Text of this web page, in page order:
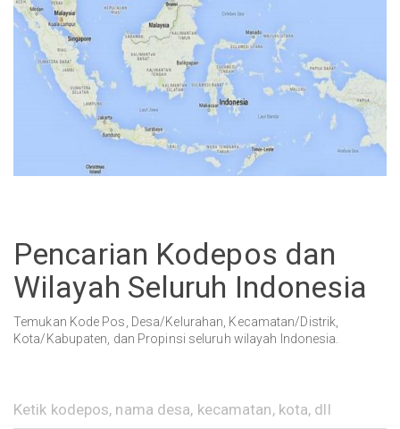
Pencarian Kodepos dan
Wilayah Seluruh Indonesia
Temukan Kode Pos, Desa/Kelurahan, Kecamatan/Distrik,
Kota/Kabupaten, dan Propinsi seluruh wilayah Indonesia.